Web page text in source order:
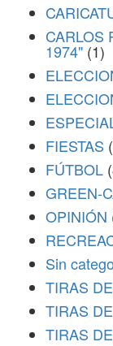
CARLOS
1974" (1)
FIESTAS
FÚTBOL
GREEN-
OPINIÓN
Sin
TIRAS
TIRAS
TIRAS